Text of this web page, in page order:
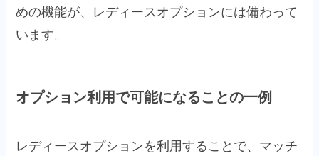
めの機能が、レディースオプションには備わって
います。
オプション利用で可能になることの一例
レディースオプションを利用することで、マッチ